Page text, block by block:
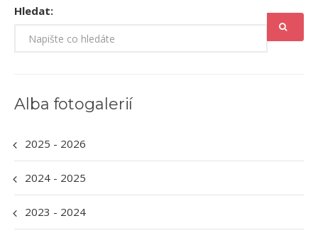
Hledat:
Alba fotogalerií
2025 - 2026
2024 - 2025
2023 - 2024